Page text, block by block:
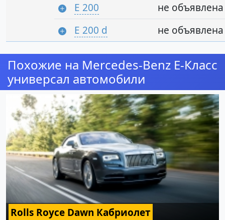
E 200
не объявлена
E 200 d
не объявлена
Похожие на Mercedes-Benz E-Класс
универсал автомобили
Rolls Royce Dawn Кабриолет